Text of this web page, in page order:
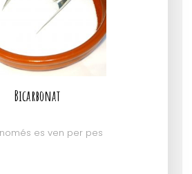
Bicarbonat
es ven per pes